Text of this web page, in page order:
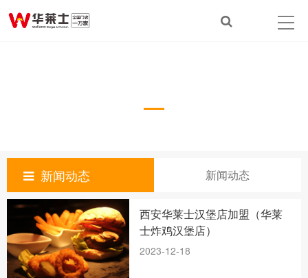
新闻动态 新闻动态
西安华莱士汉堡店加盟（华莱
士炸鸡汉堡店）
2023-12-18